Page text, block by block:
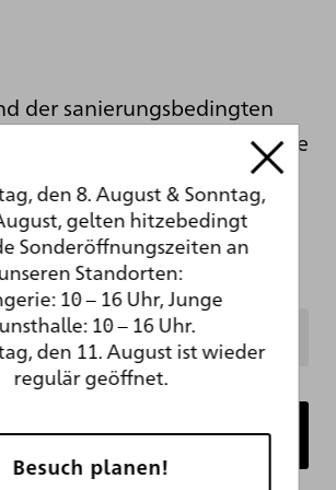
der sanierungsbedingten
wir Sie hier über die
hinter den Kulissen der
den 8. August & Sonntag,
gelten hitzebedingt
Sonderöffnungszeiten an
Standorten:
10 – 16 Uhr, Junge
10 – 16 Uhr.
den 11. August ist wieder
regulär geöffnet.
Besuch planen!